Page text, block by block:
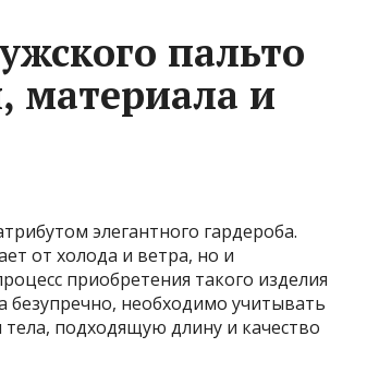
пальто
материала и
элегантного гардероба.
от холода и ветра, но и
приобретения такого изделия
необходимо учитывать
подходящую длину и качество